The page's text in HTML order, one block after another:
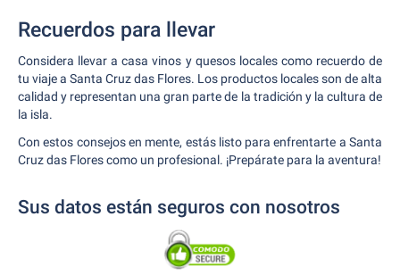
Recuerdos para llevar
Considera llevar a casa vinos y quesos locales como recuerdo de
tu viaje a Santa Cruz das Flores. Los productos locales son de alta
calidad y representan una gran parte de la tradición y la cultura de
la isla.
Con estos consejos en mente, estás listo para enfrentarte a Santa
Cruz das Flores como un profesional. ¡Prepárate para la aventura!
Sus datos están seguros con nosotros